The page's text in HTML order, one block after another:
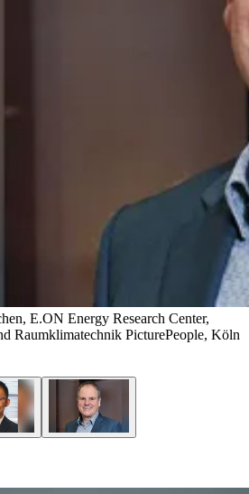
E.ON Energy Research Center,
Raumklimatechnik PicturePeople, Köln